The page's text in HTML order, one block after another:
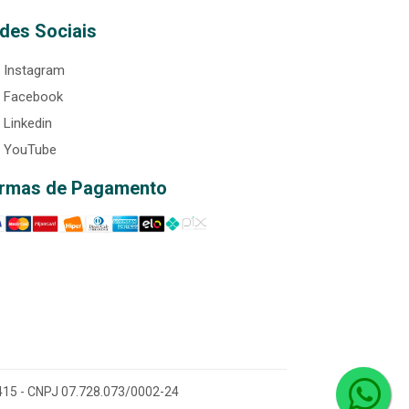
Sociais
Instagram
Facebook
Linkedin
YouTube
de Pagamento
- CNPJ 07.728.073/0002-24